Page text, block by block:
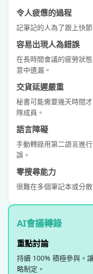
令人疲憊的過程
記筆記的人為了跟上快
容易出現人為錯誤
在長時間會議的疲勞狀
意中遺漏。
交貨延遲嚴重
秘書可能需要幾天時間
隊成員。
語言障礙
手動轉錄用第二語言進
誤。
零搜尋能力
很難在多個筆記本或分
AI會議轉錄
重點討論
持續 100% 積極參與。
略制定。